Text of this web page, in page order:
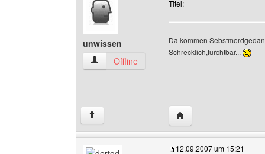
unwissen
unwissen Benutzer-Profile anzeigen
Offline
Titel:
Da kommen
Schrecklich,furchtbar...
↑ Website dieses
12.09.2007 um 15:21